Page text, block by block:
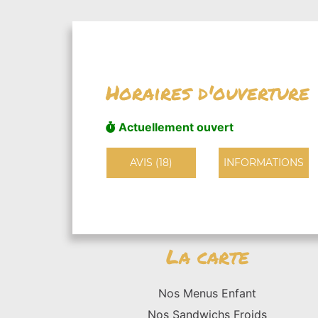
Horaires d'ouverture
Actuellement ouvert
AVIS (18) INFORMATIONS
La carte
Nos Menus Enfant
Nos Sandwichs Froids